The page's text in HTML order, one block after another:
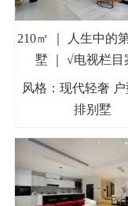
210㎡ ｜ 人生中的
墅 ｜ √电视栏目
风格：现代轻奢
排别墅